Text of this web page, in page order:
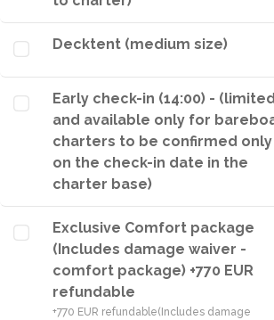
Decktent (medium size)
Early check-in (14:00) - (limited
and available only for
charters to be confirmed only
on the check-in date in the
charter base)
Exclusive Comfort package
(Includes damage waiver -
comfort package) +770 EUR
refundable
+770 EUR refundable(Includes damage